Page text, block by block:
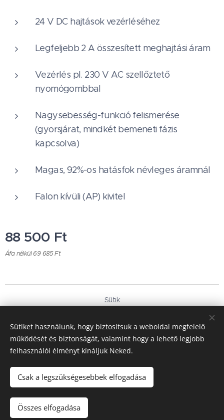
24 V DC hajtások vezérléséhez
Legfeljebb 2 A összesített meghajtási áram
Vezérlés pl. 230 V AC szellőztető
nyomógombbal
Nagysebesség-funkció felismerése
(gyorsjárat, mindkét bemeneti fázis
kapcsolva)
Magas, 92%-os hatásfok névleges áramnál
Falon kívüli (AP) kivitel
88 500 Ft
Áfa nélkül 69 685 Ft
Sütik
Magyar
Deutsch
Pénznem
HUF Ft
EUR €
Sütiket használunk, hogy biztosítsuk a weboldal megfelelő
működését és biztonságát, valamint hogy a lehető legjobb
felhasználói élményt kínáljuk Neked.
Csak a legszükségesebbek elfogadása
Összes elfogadása